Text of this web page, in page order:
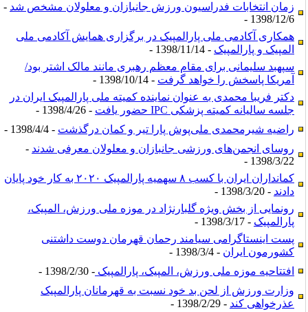
زمان انتخابات فدراسیون ورزش جانبازان و معلولان مشخص شد -
1398/12/6 -
همکاری آکادمی ملی پارالمپیک در برگزاری همایش آکادمی ملی
المپیک و پارالمپیک - 1398/11/14 -
سپهبد سلیمانی برای مقام معظم رهبری مانند مالک اشتر بود/
آمریکا پاسخش را خواهد گرفت - 1398/10/14 -
دکتر فریبا محمدی به عنوان نماینده کمیته ملی پارالمپیک ایران در
جلسه سالیانه کمیته پزشکی IPC حضور یافت
- 1398/4/26 -
راضیه شیرمحمدی ملی‌پوش پارا تیر و کمان درگذشت - 1398/4/4 -
روسای انجمن‌های ورزشی جانبازان و معلولان معرفی شدند -
1398/3/22 -
کمانداران ایران با کسب ۸ سهمیه پارالمپیک ۲۰۲۰ به کار خود پایان
دادند - 1398/3/20 -
رونمایی از بخش ویژه گلبارنژاد در موزه ملی ورزش، المپیک،
پارالمپیک - 1398/3/17 -
پست اینستاگرامی سیامند رحمان قهرمان دوست داشتنی
کشورمون ایران - 1398/3/4 -
افتتاحیه موزه ملی ورزش، المپیک، پارالمپیک - 1398/2/30 -
وزارت ورزش از لحن بد خود نسبت به قهرمانان پارالمپیک
عذرخواهی کند - 1398/2/29 -